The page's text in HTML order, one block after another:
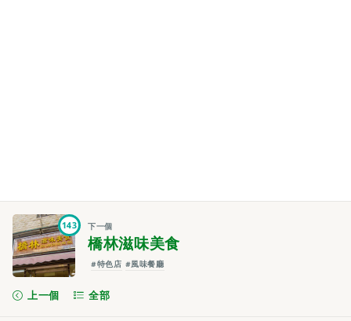
143 下一個
橋林滋味美食
#特色店 #風味餐廳
上一個 全部